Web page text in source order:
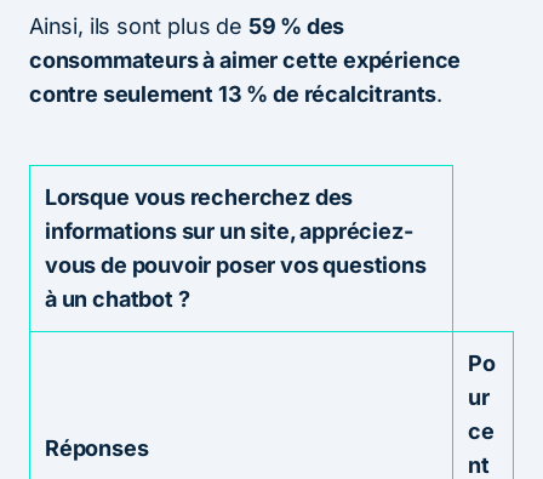
Ainsi, ils sont plus de 59 % des
consommateurs à aimer cette expérience
contre seulement 13 % de récalcitrants.
Lorsque vous recherchez des
informations sur un site, appréciez-
vous de pouvoir poser vos questions
à un chatbot ?
Réponses
Po
ur
ce
nt